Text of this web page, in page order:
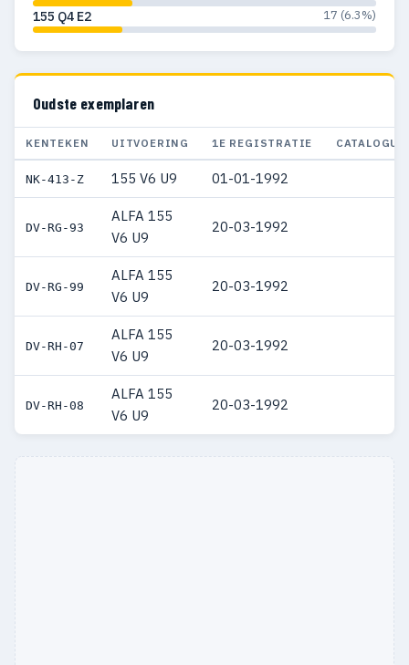
155 Q4 E2 17 (6.3%)
Oudste exemplaren
KENTEKEN UITVOERING 1E REGISTRATIE
NK-413-Z 155 V6 U9 01-01-1992
DV-RG-93
ALFA 155
V6 U9
20-03-1992
DV-RG-99
ALFA 155
V6 U9
20-03-1992
DV-RH-07
ALFA 155
V6 U9
20-03-1992
DV-RH-08
ALFA 155
V6 U9
20-03-1992